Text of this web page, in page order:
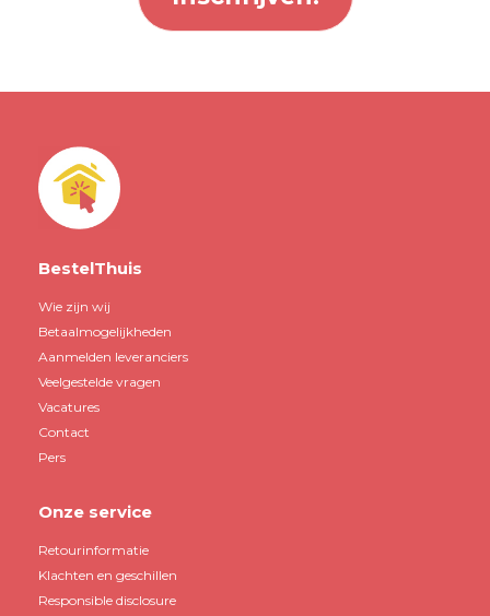
BestelThuis
Wie zijn wij
Betaalmogelijkheden
Aanmelden leveranciers
Veelgestelde vragen
Vacatures
Contact
Pers
Onze service
Retourinformatie
Klachten en geschillen
Responsible disclosure